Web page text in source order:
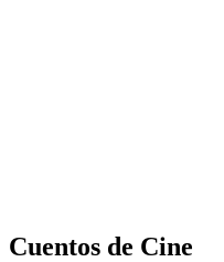
Cuentos de Cine